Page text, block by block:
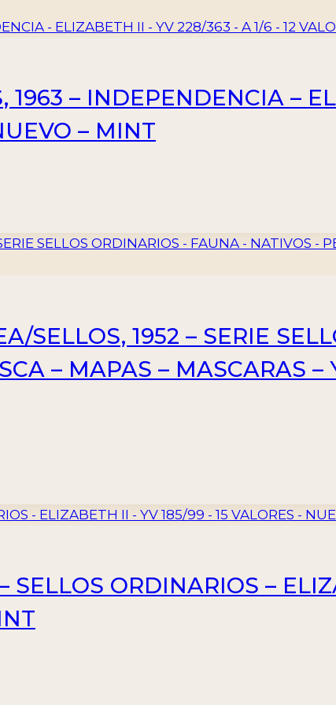
1963 – INDEPENDENCIA –
– MINT
SELLOS, 1952 – SERIE
– MAPAS – MASCARAS –
SELLOS ORDINARIOS –